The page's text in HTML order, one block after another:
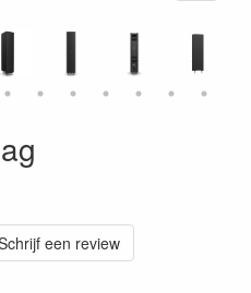
een review